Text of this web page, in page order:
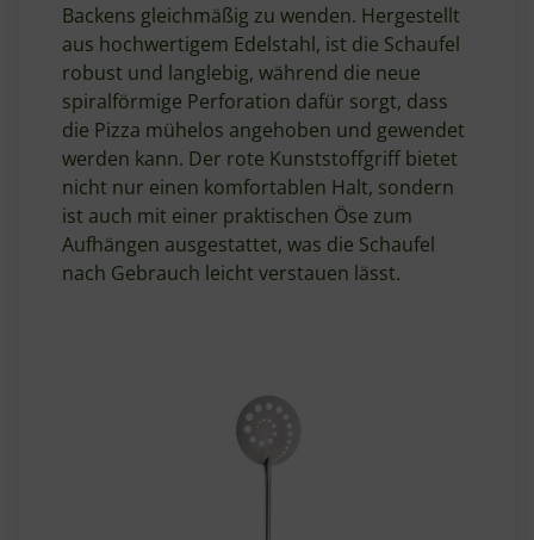
Backens gleichmäßig zu wenden. Hergestellt
aus hochwertigem Edelstahl, ist die Schaufel
robust und langlebig, während die neue
spiralförmige Perforation dafür sorgt, dass
die Pizza mühelos angehoben und gewendet
werden kann. Der rote Kunststoffgriff bietet
nicht nur einen komfortablen Halt, sondern
ist auch mit einer praktischen Öse zum
Aufhängen ausgestattet, was die Schaufel
nach Gebrauch leicht verstauen lässt.